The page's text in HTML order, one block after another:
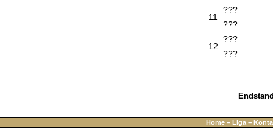
11
???
???
12
???
???
Home − Liga −